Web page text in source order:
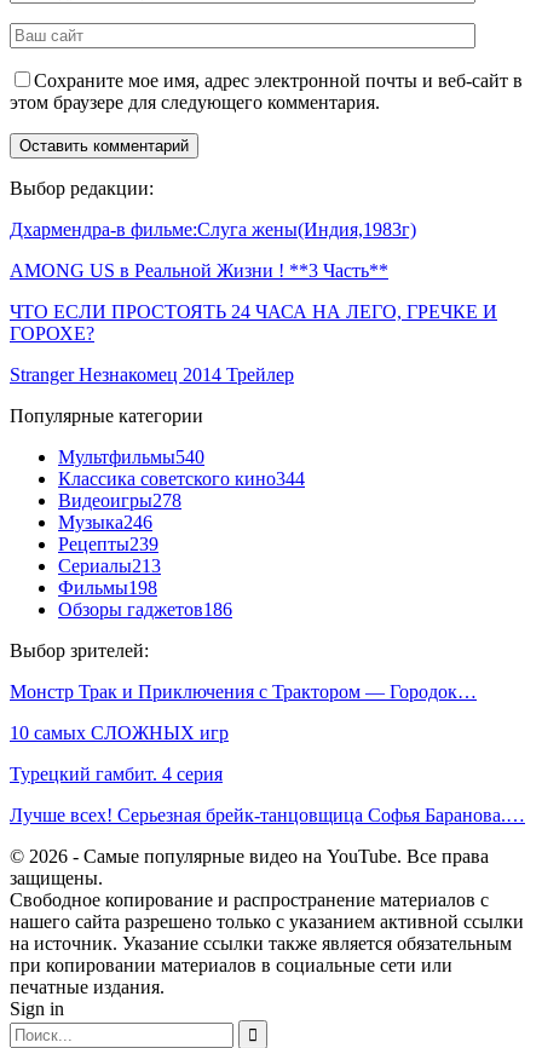
Сохраните мое имя, адрес электронной почты и веб-сайт в
этом браузере для следующего комментария.
Выбор редакции:
Дхармендра-в фильме:Слуга жены(Индия,1983г)
AMONG US в Реальной Жизни ! **3 Часть**
ЧТО ЕСЛИ ПРОСТОЯТЬ 24 ЧАСА НА ЛЕГО, ГРЕЧКЕ И
ГОРОХЕ?
Stranger Незнакомец 2014 Трейлер
Популярные категории
Мультфильмы540
Классика советского кино344
Видеоигры278
Музыка246
Рецепты239
Сериалы213
Фильмы198
Обзоры гаджетов186
Выбор зрителей:
Монстр Трак и Приключения с Трактором — Городок…
10 самых СЛОЖНЫХ игр
Турецкий гамбит. 4 серия
Лучше всех! Серьезная брейк-танцовщица Софья Баранова.…
© 2026 - Самые популярные видео на YouTube. Все права
защищены.
Свободное копирование и распространение материалов с
нашего сайта разрешено только с указанием активной ссылки
на источник. Указание ссылки также является обязательным
при копировании материалов в социальные сети или
печатные издания.
Sign in